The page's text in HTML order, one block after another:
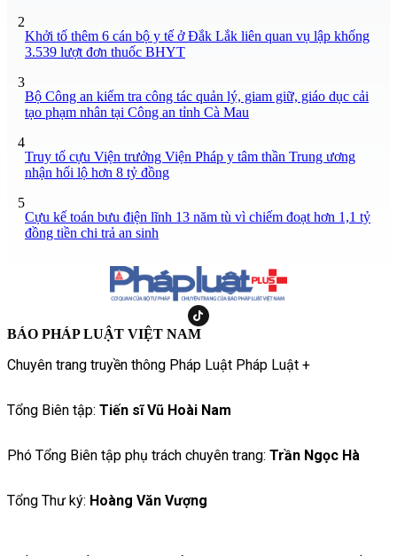
2
Khởi tố thêm 6 cán bộ y tế ở Đắk Lắk liên quan vụ lập khống
3.539 lượt đơn thuốc BHYT
3
Bộ Công an kiểm tra công tác quản lý, giam giữ, giáo dục cải
tạo phạm nhân tại Công an tỉnh Cà Mau
4
Truy tố cựu Viện trưởng Viện Pháp y tâm thần Trung ương
nhận hối lộ hơn 8 tỷ đồng
5
Cựu kế toán bưu điện lĩnh 13 năm tù vì chiếm đoạt hơn 1,1 tỷ
đồng tiền chi trả an sinh
BÁO PHÁP LUẬT VIỆT NAM
Chuyên trang truyền thông Pháp Luật Pháp Luật +
Tổng Biên tập: Tiến sĩ Vũ Hoài Nam
Phó Tổng Biên tập phụ trách chuyên trang: Trần Ngọc Hà
Tổng Thư ký: Hoàng Văn Vượng